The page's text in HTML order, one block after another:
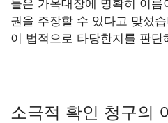
들은 가옥대장에 명확히 이
권을 주장할 수 있다고 맞섰
이 법적으로 타당한지를 판단
소극적 확인 청구의